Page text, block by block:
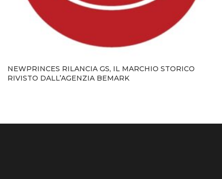
NEWPRINCES RILANCIA GS, IL MARCHIO STORICO
RIVISTO DALL’AGENZIA BEMARK